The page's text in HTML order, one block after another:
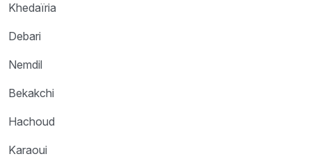
Khedaïria
Debari
Nemdil
Bekakchi
Hachoud
Karaoui